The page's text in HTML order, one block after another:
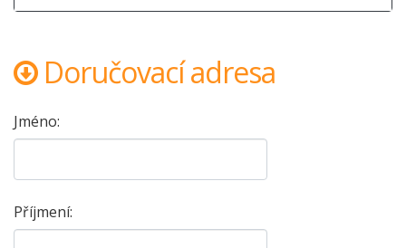
Doručovací adresa
Jméno:
Příjmení: